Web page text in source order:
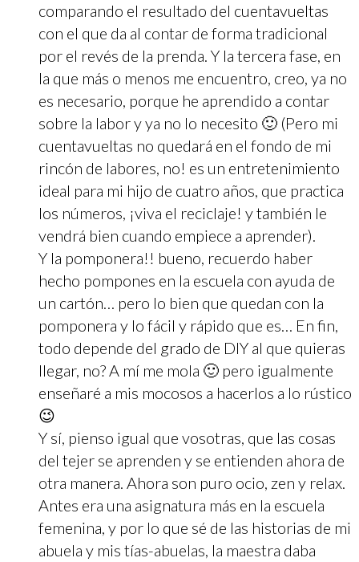
comparando el resultado del cuentavueltas
con el que da al contar de forma tradicional
por el revés de la prenda. Y la tercera fase, en
la que más o menos me encuentro, creo, ya no
es necesario, porque he aprendido a contar
sobre la labor y ya no lo necesito 🙂 (Pero mi
cuentavueltas no quedará en el fondo de mi
rincón de labores, no! es un entretenimiento
ideal para mi hijo de cuatro años, que practica
los números, ¡viva el reciclaje! y también le
vendrá bien cuando empiece a aprender).
Y la pomponera!! bueno, recuerdo haber
hecho pompones en la escuela con ayuda de
un cartón… pero lo bien que quedan con la
pomponera y lo fácil y rápido que es… En fin,
todo depende del grado de DIY al que quieras
llegar, no? A mí me mola 🙂 pero igualmente
enseñaré a mis mocosos a hacerlos a lo rústico
😉
Y sí, pienso igual que vosotras, que las cosas
del tejer se aprenden y se entienden ahora de
otra manera. Ahora son puro ocio, zen y relax.
Antes era una asignatura más en la escuela
femenina, y por lo que sé de las historias de mi
abuela y mis tías-abuelas, la maestra daba